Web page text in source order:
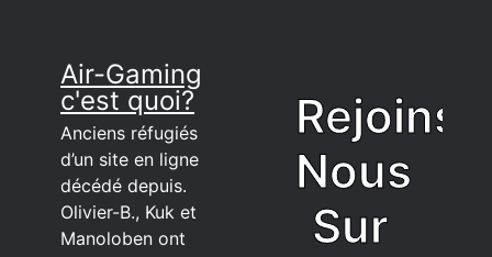
Air-Gaming
c'est quoi?
Anciens réfugiés
d’un site en ligne
décédé depuis.
Olivier-B., Kuk et
Manoloben ont
Rejoins
Nous
Sur